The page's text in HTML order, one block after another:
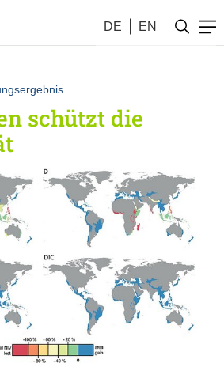
DE EN
(2022)
schützt die